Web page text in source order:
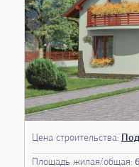
Цена строительства:
Площадь жилая/общая: